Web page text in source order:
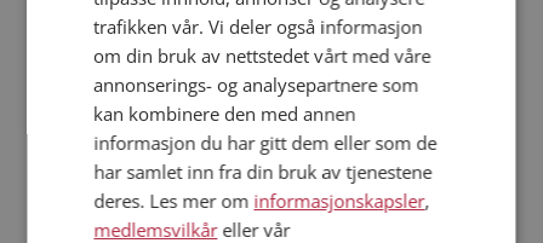
Fler single
Flere singlekvinner fra Bergen : Cathrine
Xxx
Menn fra Bergen
Date kvinner i Norge
Date menn i Norge
trafikken vår. Vi deler også informasjon
om din bruk av nettstedet vårt med våre
annonserings- og analysepartnere som
kan kombinere den med annen
informasjon du har gitt dem eller som de
har samlet inn fra din bruk av tjenestene
deres. Les mer om informasjonskapsler,
medlemsvilkåreller vår